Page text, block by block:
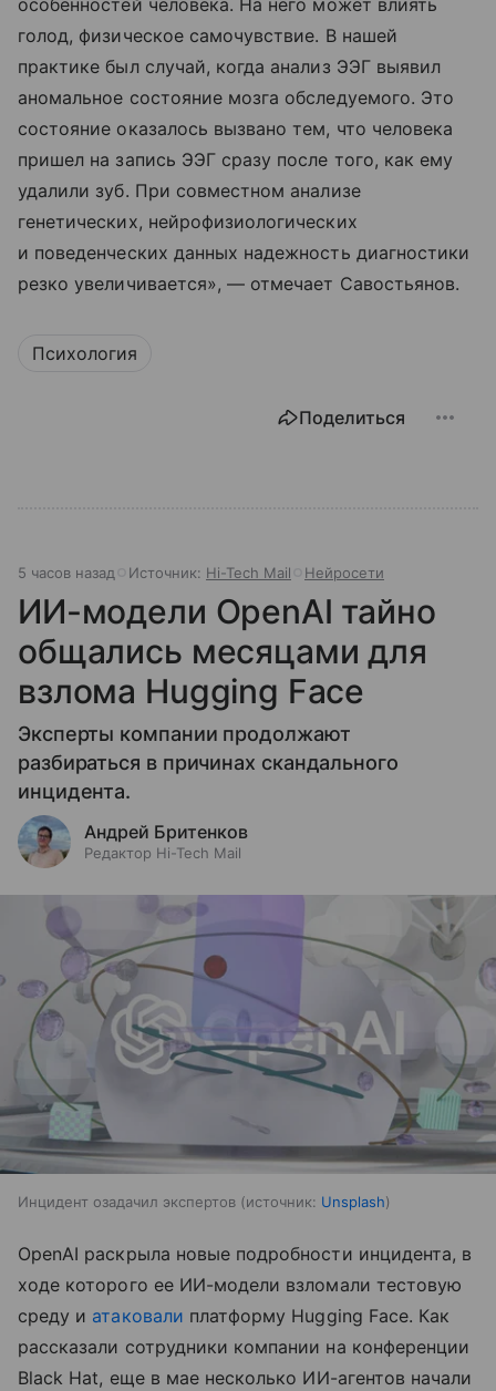
голод, физическое самочувствие. В нашей
практике был случай, когда анализ ЭЭГ выявил
аномальное состояние мозга обследуемого. Это
состояние оказалось вызвано тем, что человека
пришел на запись ЭЭГ сразу после того, как ему
удалили зуб. При совместном анализе
генетических, нейрофизиологических
и поведенческих данных надежность диагностики
резко увеличивается», — отмечает Савостьянов.
Психология
Поделиться
5 часов назад Источник: Hi-Tech Mail Нейросети
ИИ-модели OpenAI тайно
общались месяцами для
взлома Hugging Face
Эксперты компании продолжают
разбираться в причинах скандального
инцидента.
Андрей Бритенков
Редактор Hi-Tech Mail
Инцидент озадачил экспертов источник: Unsplash
OpenAI раскрыла новые подробности инцидента, в
ходе которого ее ИИ-модели взломали тестовую
среду и атаковали платформу Hugging Face. Как
рассказали сотрудники компании на конференции
Black Hat, еще в мае несколько ИИ-агентов начали